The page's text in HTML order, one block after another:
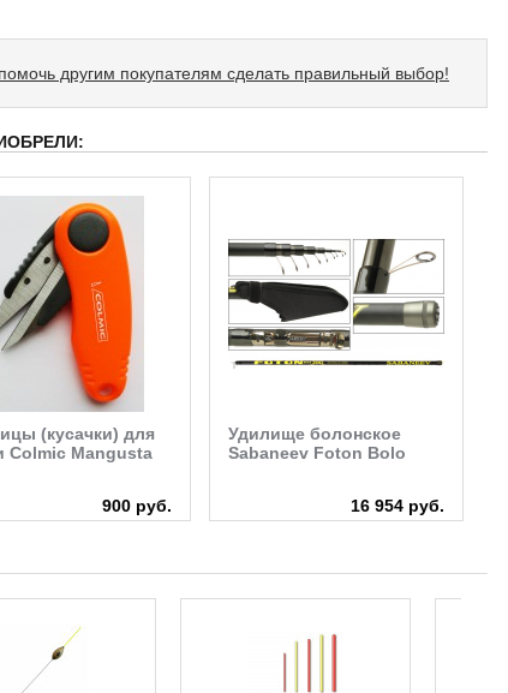
другим покупателям сделать правильный выбор!
(кусачки) для
Colmic Mangusta
900 руб.
Удилище болонское
Sabaneev Foton Bolo
16 954 руб.